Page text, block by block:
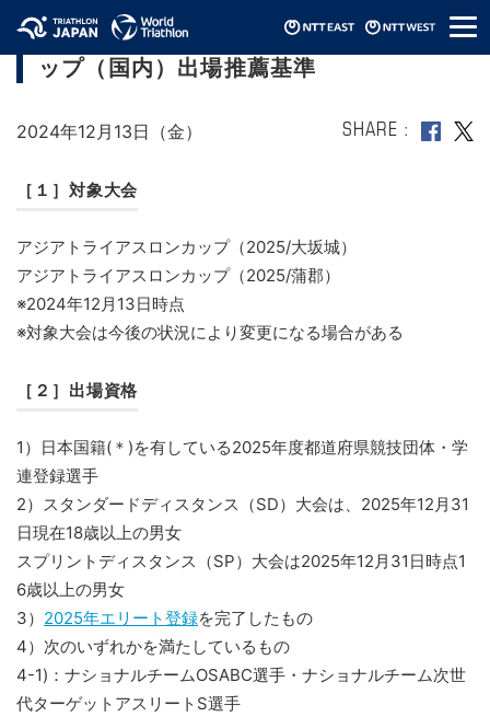
メ
ニ
2025年コンチネンタルトライアスロンカ
ップ（国内）出場推薦基準
2024年12月13日（金） SHARE
［１］対象大会
アジアトライアスロンカップ（2025/大坂城）
アジアトライアスロンカップ（2025/蒲郡）
※2024年12月13日時点
※対象大会は今後の状況により変更になる場合がある
［２］出場資格
1）日本国籍(＊)を有している2025年度都道府県競技団体・学
連登録選手
2）スタンダードディスタンス（SD）大会は、2025年12月31
日現在18歳以上の男女
スプリントディスタンス（SP）大会は2025年12月31日時点1
6歳以上の男女
3） 2025年エリート登録を完了したもの
4）次のいずれかを満たしているもの
4-1)：ナショナルチームOSABC選手・ナショナルチーム次世
代ターゲットアスリートS選手